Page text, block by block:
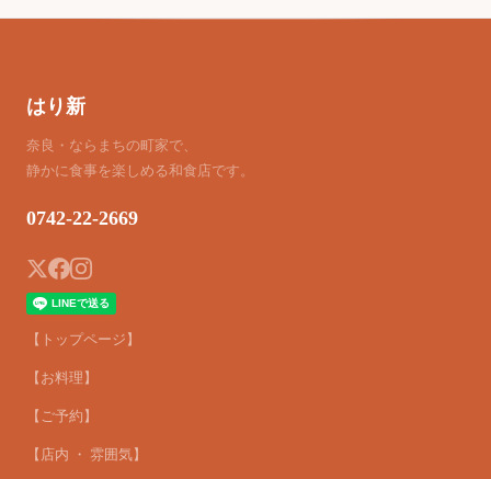
はり新
奈良・ならまちの町家で、
静かに食事を楽しめる和食店です。
0742-22-2669
【トップページ】
【お料理】
【ご予約】
【店内 ・ 雰囲気】